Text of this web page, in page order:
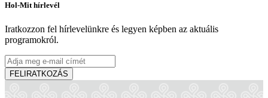
Hol-Mit hírlevél
Iratkozzon fel hírlevelünkre és legyen képben az aktuális
programokról.
FELIRATKOZÁS